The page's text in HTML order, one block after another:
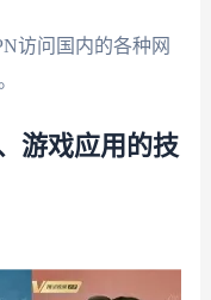
访问国内的各种网
游戏应用的技